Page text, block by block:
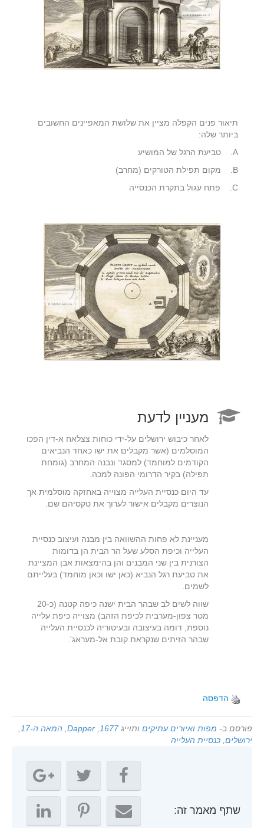
תיאור פנים הקפלה מציין את שלושת המאפיינים החשובים
ביותר שלה:
A. טביעת הרגל של המושיע
B. מקום תפילת הטורקים (מחרב)
C. פתח עגול בתקרת הכנסייה
מעניין לדעת
לאחר כיבוש ירושלים על-ידי כוחות צצלאח א-דין הפכו
המוסלמים (אשר מקבלים את ישו כאחד הנביאים
הקודמים למוחמד) למסגד ונבנה המחרב (גומחת
תפילה) בקיר הדרומי הפונה למכה.
עד היום כנסיית העלייה מצוייה באחזקה מוסלמית אך
הנוצרים מקבלים אישור לערוך את טקסיהם שם.
מעניינת לא פחות ההשוואה בין מבנה ועיצוב כנסיית
העלייה וכיפת הסלע שעל הר הבית הן בדומות
הצורנית בין שני המבנים והן בהימצאות אבן המציינת
את טביעת רגל הנביא (כאן ישו וכאן מוחמד) בעלייתם
לשמים.
שווה לשים לב שבהר הבית ישנה כיפה קטנה (כ-20
מטר צפון-מערבית לכיפת הזהב) מצוייה כיפת עלייה
נוספת, דומה בעיצובה ובעיטוריה לכנסיית העלייה
שבהר הזיתים שנקראת קובת אל-מעראג'.
הדפסה
פורסם ב- מפות ואיורים עתיקים ותוייג 1677
,
Dapper
, המאה ה-17
,
ירושלים, כנסיית העלייה
שתף מאמר זה: